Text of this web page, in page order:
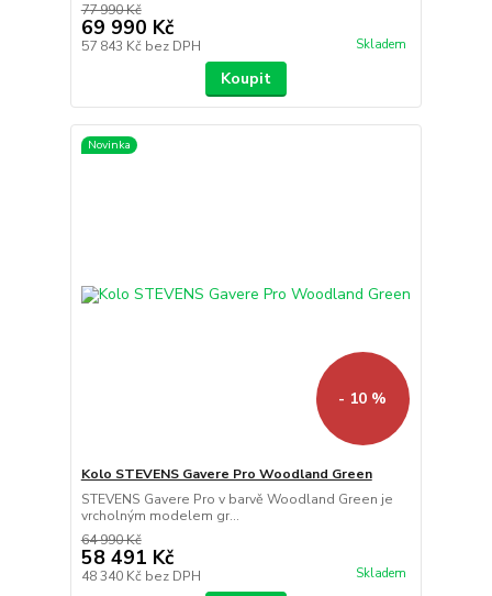
77 990 Kč
69 990 Kč
57 843 Kč bez DPH Skladem
Koupit
Novinka
- 10 %
Kolo STEVENS Gavere Pro Woodland Green
STEVENS Gavere Pro v barvě Woodland Green je
vrcholným modelem gr...
64 990 Kč
58 491 Kč
48 340 Kč bez DPH Skladem